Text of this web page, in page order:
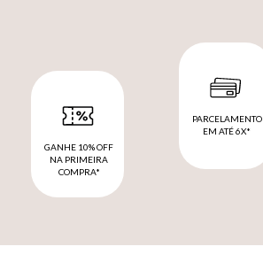
GANHE 10% OFF
NA PRIMEIRA
COMPRA*
PARCELAMENTO
EM ATÉ 6X*